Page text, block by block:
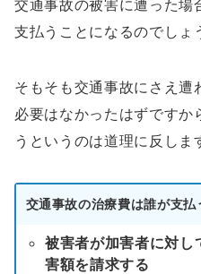
交通事故の被害に遭った場
支払うことになるのでしょ
そもそも交通事故にさえ遭
必要はなかったはずですか
うというのは道理に反しま
交通事故の治療費は誰が支払
被害者が加害者に対し
害額を請求する